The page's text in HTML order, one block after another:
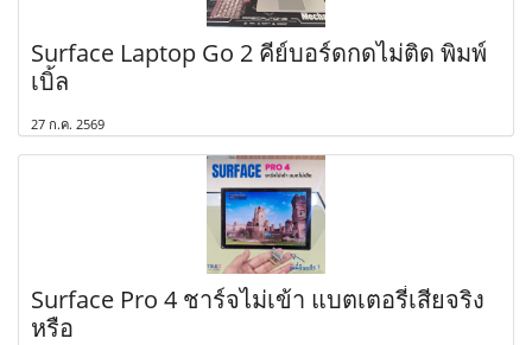
Surface Laptop Go 2 คีย์บอร์ดกดไม่ติด พิมพ์
เบิ้ล
27 ก.ค. 2569
Surface Pro 4 ชาร์จไม่เข้า แบตเตอรี่เสียจริง
หรือ